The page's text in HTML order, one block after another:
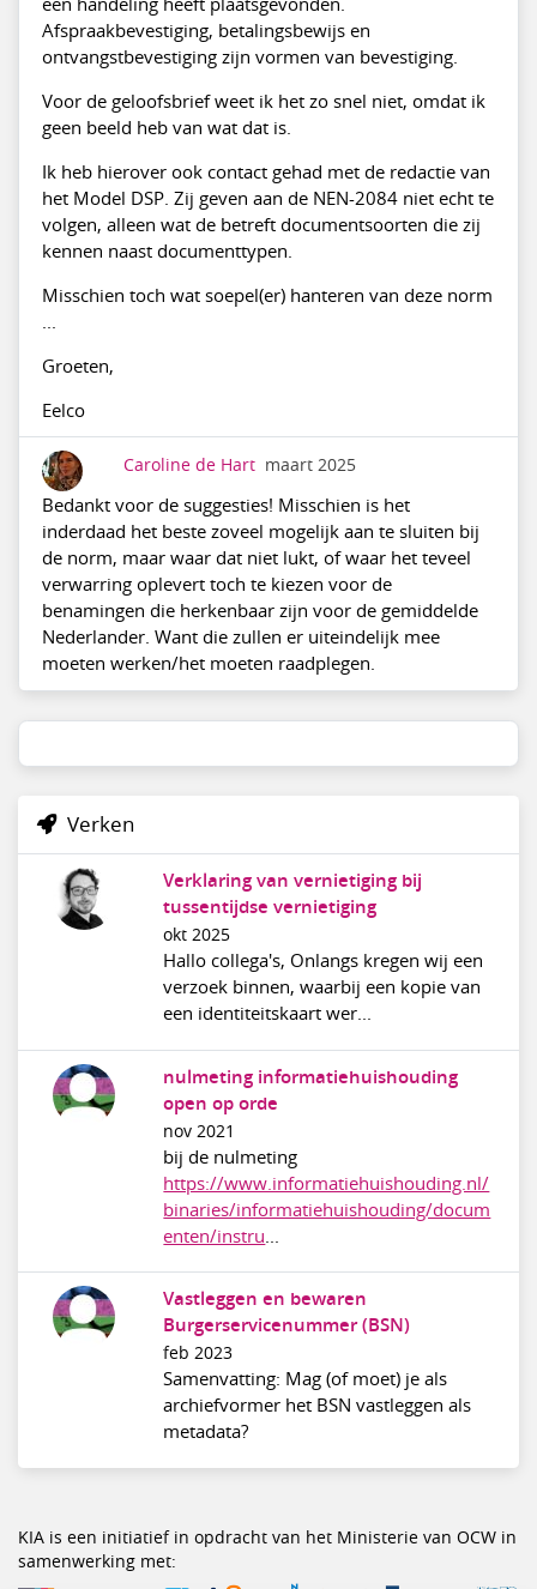
Afspraakbevestiging, betalingsbewijs en
ontvangstbevestiging zijn vormen van bevestiging.
Voor de geloofsbrief weet ik het zo snel niet, omdat ik
geen beeld heb van wat dat is.
Ik heb hierover ook contact gehad met de redactie van
het Model DSP. Zij geven aan de NEN-2084 niet echt te
volgen, alleen wat de betreft documentsoorten die zij
kennen naast documenttypen.
Misschien toch wat soepel(er) hanteren van deze norm
Groeten,
Eelco
Caroline de Hart maart 2025
Bedankt voor de suggesties! Misschien is het
inderdaad het beste zoveel mogelijk aan te sluiten bij
de norm, maar waar dat niet lukt, of waar het teveel
verwarring oplevert toch te kiezen voor de
benamingen die herkenbaar zijn voor de gemiddelde
Nederlander. Want die zullen er uiteindelijk mee
moeten werken/het moeten raadplegen.
Verken
Verklaring van vernietiging bij
tussentijdse vernietiging
okt 2025
Hallo collega's, Onlangs kregen wij een
verzoek binnen, waarbij een kopie van
een identiteitskaart wer...
nulmeting informatiehuishouding
open op orde
nov 2021
bij de nulmeting
https://www.informatiehuishouding.nl/
binaries/informatiehuishouding/docum
enten/instru
Vastleggen en bewaren
Burgerservicenummer (BSN)
feb 2023
Samenvatting: Mag (of moet) je als
archiefvormer het BSN vastleggen als
metadata?
KIA is een initiatief in opdracht van het Ministerie van OCW in
samenwerking met: